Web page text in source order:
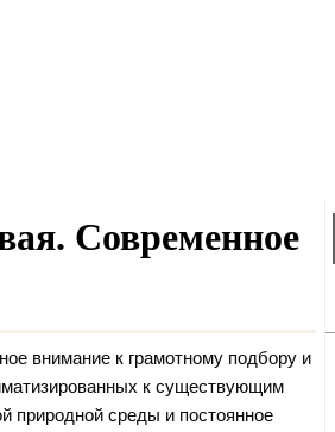
Современное
внимание к грамотному подбору и
к существующим
природной среды и постоянное